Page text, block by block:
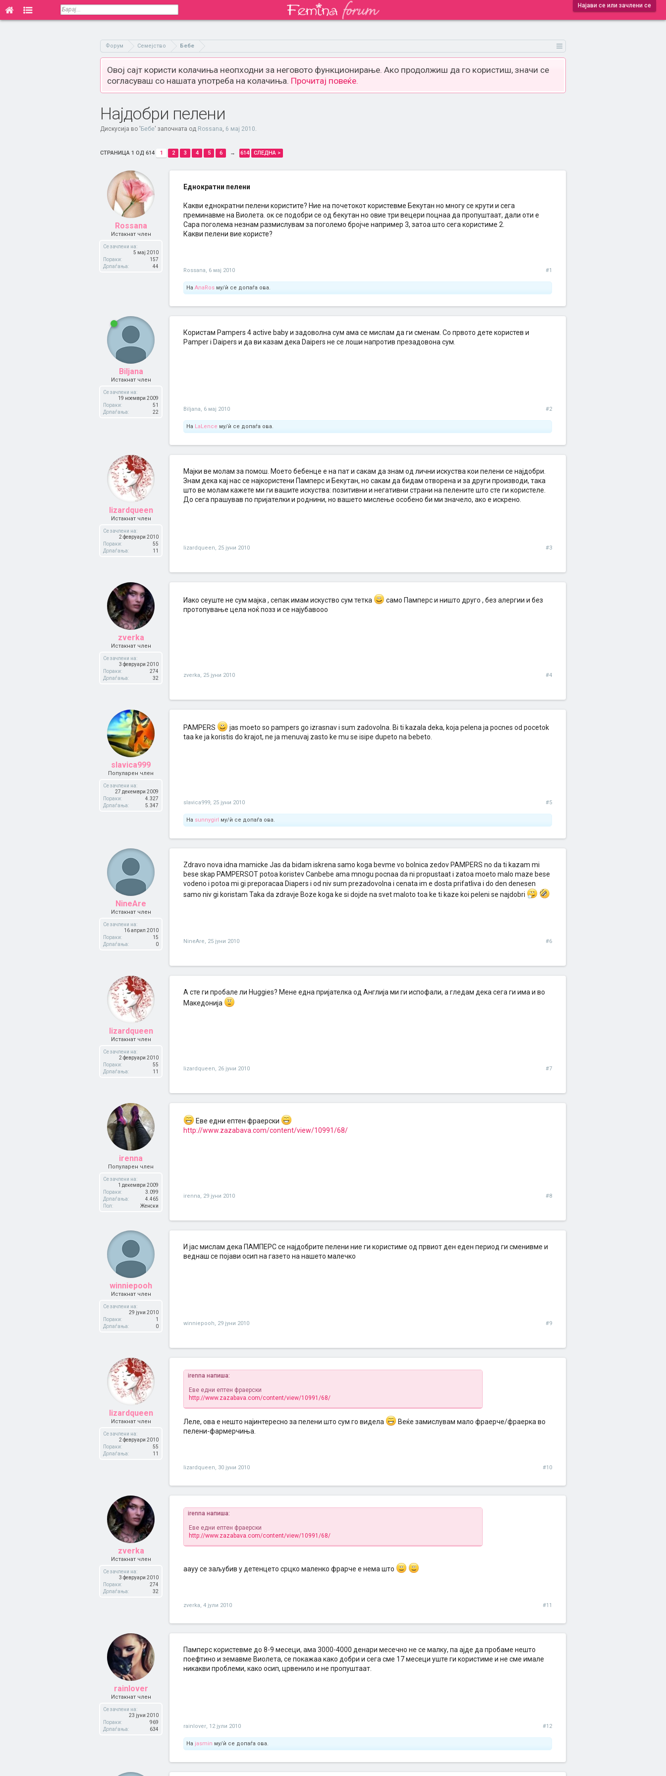
Најави се или зачлени се
Форум Семејство Бебе
Овој сајт користи колачиња неопходни за неговото функционирање. Ако продолжиш да го користиш, значи се
согласуваш со нашата употреба на колачиња. Прочитај повеќе.
Најдобри пелени
Дискусија во ' Бебе' започната од Rossana, 6 мај 2010.
СТРАНИЦА 1 ОД 614 1 2 3 4 5 6 → 614 СЛЕДНА >
Rossana
Истакнат член
Се зачлени на:
5 мај 2010
Пораки:
157
Допаѓања:
44
Еднократни пелени
Какви еднократни пелени користите? Ние на почетокот користевме Бекутан но многу се крути и сега
преминавме на Виолета. ок се подобри се од бекутан но овие три вецери поцнаа да пропуштаат, дали оти е
Сара поголема незнам размислувам за поголемо бројче например 3, затоа што сега користиме 2.
Какви пелени вие користе?
Rossana, 6 мај 2010 #1
На AnaRos му/ѝ се допаѓа ова.
Biljana
Истакнат член
Се зачлени на:
19 ноември 2009
Пораки:
51
Допаѓања:
22
Користам Pampers 4 active baby и задоволна сум ама се мислам да ги сменам. Со првото дете користев и
Pamper i Daipers и да ви казам дека Daipers не се лоши напротив презадовона сум.
Biljana, 6 мај 2010 #2
На LaLence му/ѝ се допаѓа ова.
lizardqueen
Истакнат член
Се зачлени на:
2 февруари 2010
Пораки:
55
Допаѓања:
11
Мајки ве молам за помош. Моето бебенце е на пат и сакам да знам од лични искуства кои пелени се најдобри.
Знам дека кај нас се најкористени Памперс и Бекутан, но сакам да бидам отворена и за други производи, така
што ве молам кажете ми ги вашите искуства: позитивни и негативни страни на пелените што сте ги користеле.
До сега прашував по пријателки и роднини, но вашето мислење особено би ми значело, ако е искрено.
lizardqueen, 25 јуни 2010 #3
zverka
Истакнат член
Се зачлени на:
3 февруари 2010
Пораки:
274
Допаѓања:
32
Иако сеуште не сум мајка , сепак имам искуство сум тетка
само Памперс и ништо друго , без алергии и без
протопување цела ноќ позз и се најубавооо
zverka, 25 јуни 2010 #4
slavica999
Популарен член
Се зачлени на:
27 декември 2009
Пораки:
4.327
Допаѓања:
5.347
PAMPERS
jas moeto so pampers go izrasnav i sum zadovolna. Bi ti kazala deka, koja pelena ja pocnes od pocetok
taa ke ja koristis do krajot, ne ja menuvaj zasto ke mu se isipe dupeto na bebeto.
slavica999, 25 јуни 2010 #5
На sunnygirl му/ѝ се допаѓа ова.
NineAre
Истакнат член
Се зачлени на:
16 април 2010
Пораки:
15
Допаѓања:
0
Zdravo nova idna mamicke Jas da bidam iskrena samo koga bevme vo bolnica zedov PAMPERS no da ti kazam mi
bese skap PAMPERSOT potoa koristev Canbebe ama mnogu pocnaa da ni propustaat i zatoa moeto malo maze bese
vodeno i potoa mi gi preporacaa Diapers i od niv sum prezadovolna i cenata im e dosta prifatliva i do den denesen
samo niv gi koristam Taka da zdravje Boze koga ke si dojde na svet maloto toa ke ti kaze koi peleni se najdobri
NineAre, 25 јуни 2010 #6
lizardqueen
Истакнат член
Се зачлени на:
2 февруари 2010
Пораки:
55
Допаѓања:
11
А сте ги пробале ли Huggies? Мене една пријателка од Англија ми ги испофали, а гледам дека сега ги има и во
Македонија
lizardqueen, 26 јуни 2010 #7
irenna
Популарен член
Се зачлени на:
1 декември 2009
Пораки:
3.099
Допаѓања:
4.465
Пол:
Женски
Еве едни ептен фраерски
http://www.zazabava.com/content/view/10991/68/
irenna, 29 јуни 2010 #8
winniepooh
Истакнат член
Се зачлени на:
29 јуни 2010
Пораки:
1
Допаѓања:
0
И јас мислам дека ПАМПЕРС се најдобрите пелени ние ги користиме од првиот ден еден период ги сменивме и
веднаш се појави осип на газето на нашето малечко
winniepooh, 29 јуни 2010 #9
lizardqueen
Истакнат член
Се зачлени на:
2 февруари 2010
Пораки:
55
Допаѓања:
11
irenna напиша:
Еве едни ептен фраерски
http://www.zazabava.com/content/view/10991/68/
Леле, ова е нешто најинтересно за пелени што сум го видела
Веќе замислувам мало фраерче/фраерка во
пелени-фармерчиња.
lizardqueen, 30 јуни 2010 #10
zverka
Истакнат член
Се зачлени на:
3 февруари 2010
Пораки:
274
Допаѓања:
32
irenna напиша:
Еве едни ептен фраерски
http://www.zazabava.com/content/view/10991/68/
аауу се заљубив у детенцето срцко маленко фрарче е нема што
zverka, 4 јули 2010 #11
rainlover
Истакнат член
Се зачлени на:
23 јуни 2010
Пораки:
969
Допаѓања:
634
Памперс користевме до 8-9 месеци, ама 3000-4000 денари месечно не се малку, па ајде да пробаме нешто
поефтино и земавме Виолета, се покажаа како добри и сега сме 17 месеци уште ги користиме и не сме имале
никакви проблеми, како осип, црвенило и не пропуштаат.
rainlover, 12 јули 2010 #12
На jasmin му/ѝ се допаѓа ова.